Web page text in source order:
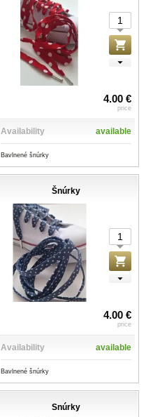
4.00 €
price
Availability available
Bavlnené šnúrky
Šnúrky
4.00 €
price
Availability available
Bavlnené šnúrky
Snúrky